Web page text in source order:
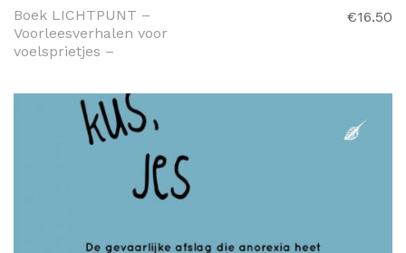
Boek LICHTPUNT –
Voorleesverhalen voor
voelsprietjes –
€16.50